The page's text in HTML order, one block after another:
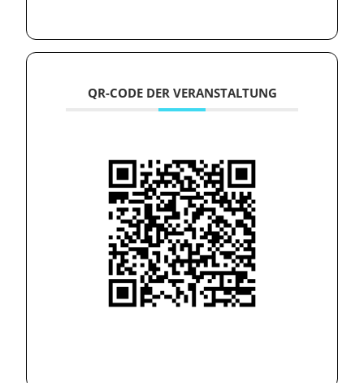
QR-CODE DER VERANSTALTUNG